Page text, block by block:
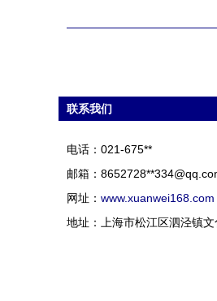
联系我们
电话：021-675**
邮箱：8652728**
网址： www.xuanwei168.com
地址：上海市松江区泗泾镇